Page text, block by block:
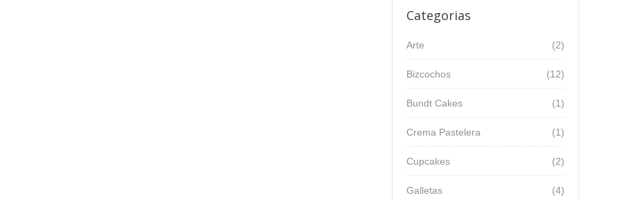
Categorias
(2)
Arte
(12)
Bizcochos
(1)
Bundt Cakes
(1)
Crema Pastelera
(2)
Cupcakes
(4)
Galletas